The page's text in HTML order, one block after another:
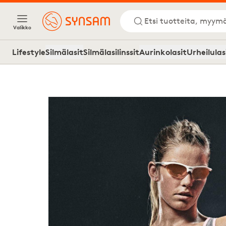
Valikko
Etsi tuotteita,
LifestyleSilmälasitSilmälasilinssitAurinkolasit